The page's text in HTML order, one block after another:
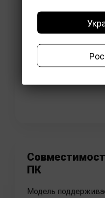
ПК
Модель